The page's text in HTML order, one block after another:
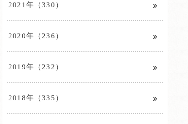
2021年（330）
2020年（236）
2019年（232）
2018年（335）